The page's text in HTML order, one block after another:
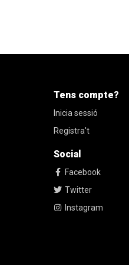
Tens compte?
Inicia sessió
Registra't
Social
Facebook
Twitter
Instagram